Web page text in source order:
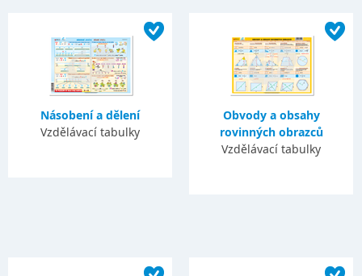
Násobení a dělení
Vzdělávací tabulky
Obvody a obsahy
rovinných obrazců
Vzdělávací tabulky